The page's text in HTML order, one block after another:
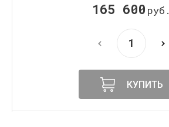
165 600 руб.
КУПИТЬ